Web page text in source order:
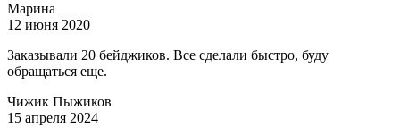
Марина
12 июня 2020
Заказывали 20 бейджиков. Все сделали быстро, буду
обращаться еще.
Чижик Пыжиков
15 апреля 2024